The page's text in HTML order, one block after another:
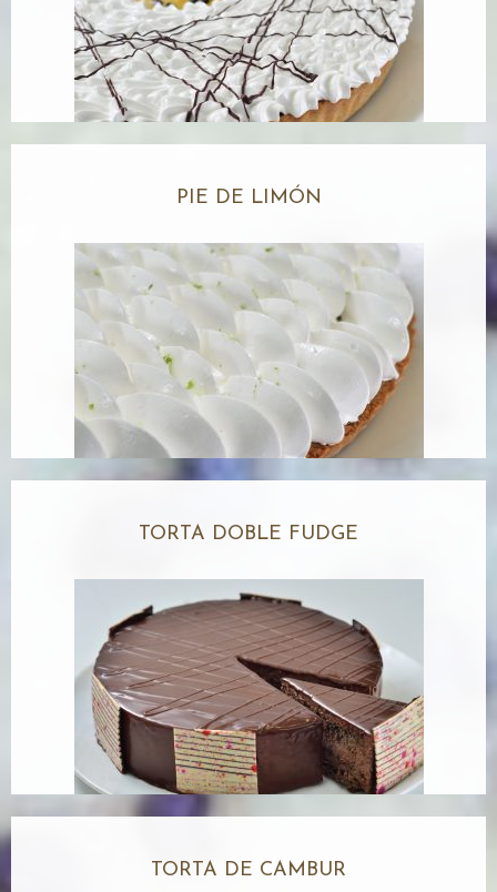
PIE DE LIMÓN
TORTA DOBLE FUDGE
TORTA DE CAMBUR